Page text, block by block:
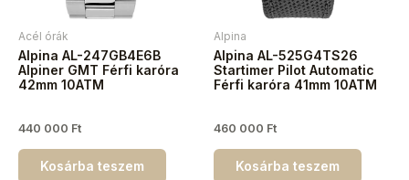
Acél órák
Alpina AL-247GB4E6B
Alpiner GMT Férfi karóra
42mm 10ATM
440 000 Ft
Kosárba teszem
Alpina
Alpina AL-525G4TS26
Startimer Pilot Automatic
Férfi karóra 41mm 10ATM
460 000 Ft
Kosárba teszem